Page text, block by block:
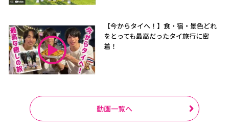
【今からタイへ！】食・宿・景色どれ
をとっても最高だったタイ旅行に密
着！
動画一覧へ